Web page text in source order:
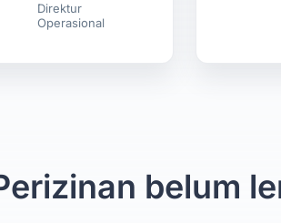
Direktur
Operasional
belum